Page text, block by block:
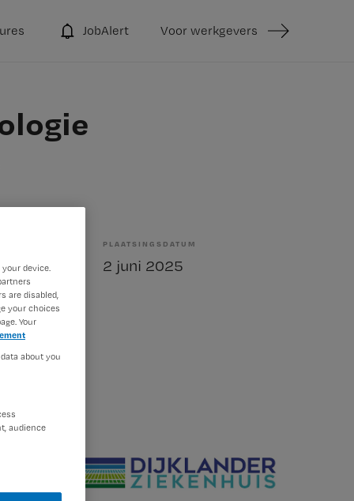
JobAlert Voor werkgevers
PLAATSINGSDATUM
2 juni 2025
device.
are disabled,
your choices
Your
about you
audience